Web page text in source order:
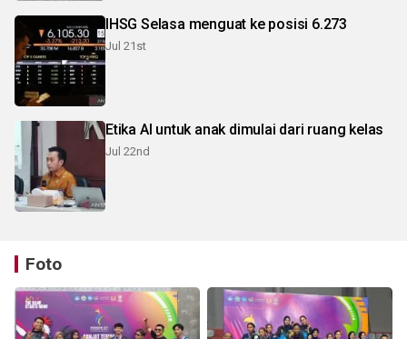
IHSG Selasa menguat ke posisi 6.273
Jul 21st
Etika AI untuk anak dimulai dari ruang kelas
Jul 22nd
Foto